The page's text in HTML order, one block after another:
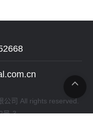
司 All rights reserved.
号-3